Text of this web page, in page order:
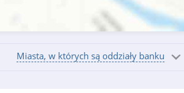
Miasta, w których są oddziały banku